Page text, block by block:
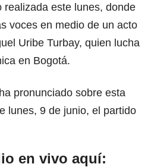
realizada este lunes, donde
voces en medio de un acto
Uribe Turbay, quien lucha
en Bogotá.
pronunciado sobre esta
lunes, 9 de junio, el partido
en vivo aquí: